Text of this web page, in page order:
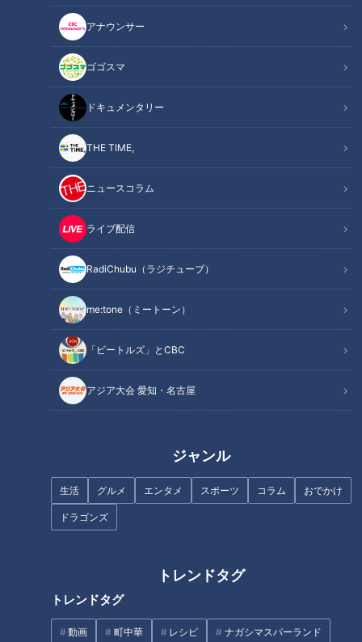
アナウンサー
ゴゴスマ
ドキュメンタリー
THE TIME,
ニュースコラム
ライブ配信
RadiChubu（ラジチューブ）
me:tone（ミートーン）
「ビートルズ」とCBC
アジア大会 愛知・名古屋
ジャンル
生活 グルメ エンタメ スポーツ コラム おでかけ
ドラゴンズ
トレンドタグ
トレンドタグ
動画 町中華 レシピ ナガシマスパーランド
記事に戻る
この記事を見たあなたへのおすすめ
地下水で冷やす名物「水まんじ
ゅう」に感動！日本一の枡づく
り体験から人気フルーツタルト
は？ 老舗の濃茶から人気うな玉
友廣アナの自転車旅｜知多半島
つくりだした絶景とは？
純烈・酒井一圭が語る 新メンバ